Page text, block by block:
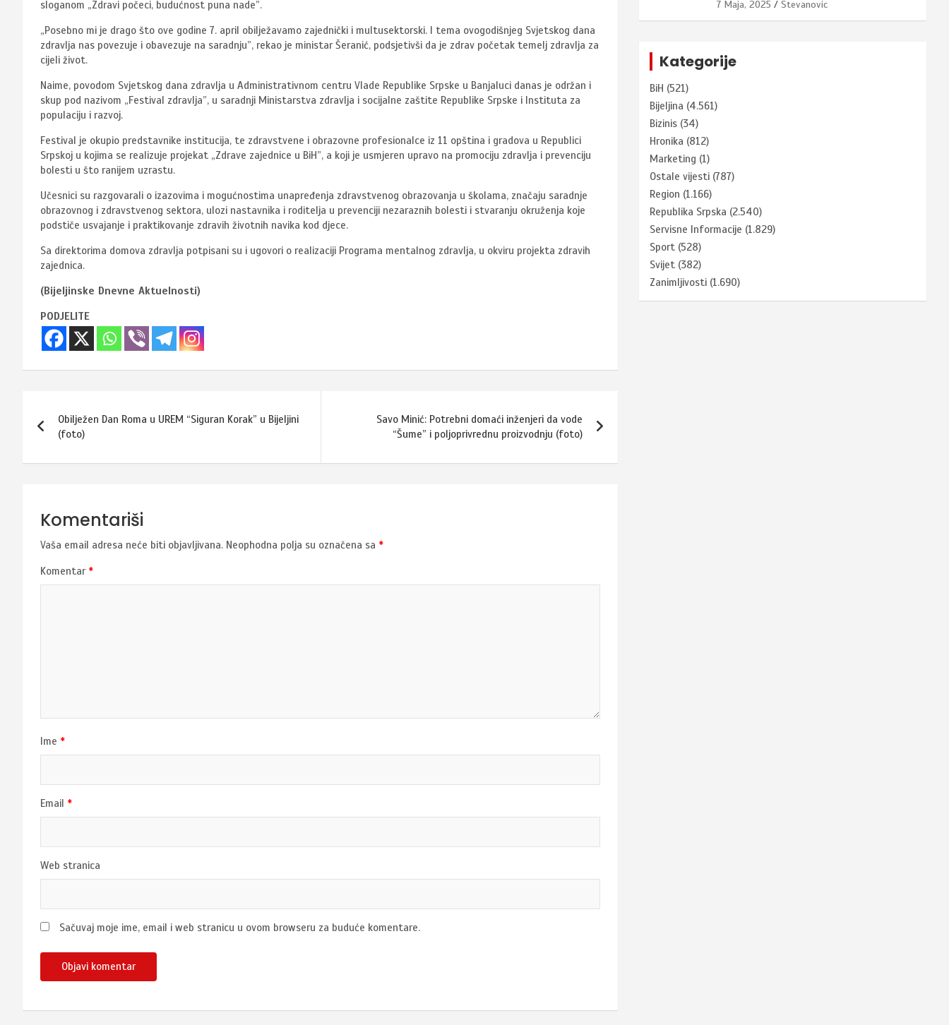
sloganom „Zdravi počeci, budućnost puna nade”.
„Posebno mi je drago što ove godine 7. april obilježavamo zajednički i multusektorski. I tema ovogodišnjeg Svjetskog dana
zdravlja nas povezuje i obavezuje na saradnju”, rekao je ministar Šeranić, podsjetivši da je zdrav početak temelj zdravlja za
cijeli život.
Naime, povodom Svjetskog dana zdravlja u Administrativnom centru Vlade Republike Srpske u Banjaluci danas je održan i
skup pod nazivom „Festival zdravlja”, u saradnji Ministarstva zdravlja i socijalne zaštite Republike Srpske i Instituta za
populaciju i razvoj.
Festival je okupio predstavnike institucija, te zdravstvene i obrazovne profesionalce iz 11 opština i gradova u Republici
Srpskoj u kojima se realizuje projekat „Zdrave zajednice u BiH”, a koji je usmjeren upravo na promociju zdravlja i prevenciju
bolesti u što ranijem uzrastu.
Učesnici su razgovarali o izazovima i mogućnostima unapređenja zdravstvenog obrazovanja u školama, značaju saradnje
obrazovnog i zdravstvenog sektora, ulozi nastavnika i roditelja u prevenciji nezaraznih bolesti i stvaranju okruženja koje
podstiče usvajanje i praktikovanje zdravih životnih navika kod djece.
Sa direktorima domova zdravlja potpisani su i ugovori o realizaciji Programa mentalnog zdravlja, u okviru projekta zdravih
zajednica.
(Bijeljinske Dnevne Aktuelnosti)
PODJELITE
članaka
Obilježen Dan Roma u UREM “Siguran Korak” u Bijeljini
(foto)
Savo Minić: Potrebni domaći inženjeri da vode
“Šume” i poljoprivrednu proizvodnju (foto)
Komentariši
Vaša email adresa neće biti objavljivana. Neophodna polja su označena sa *
Komentar *
Ime *
Email *
Web stranica
Sačuvaj moje ime, email i web stranicu u ovom browseru za buduće komentare.
7 Maja, 2025 Stevanovic
Kategorije
BiH (521)
Bijeljina (4.561)
Bizinis (34)
Hronika (812)
Marketing (1)
Ostale vijesti (787)
Region (1.166)
Republika Srpska (2.540)
Servisne Informacije (1.829)
Sport (528)
Svijet (382)
Zanimljivosti (1.690)